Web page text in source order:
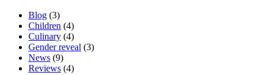
Blog (3)
Children (4)
Culinary (4)
Gender reveal (3)
News (9)
Reviews (4)